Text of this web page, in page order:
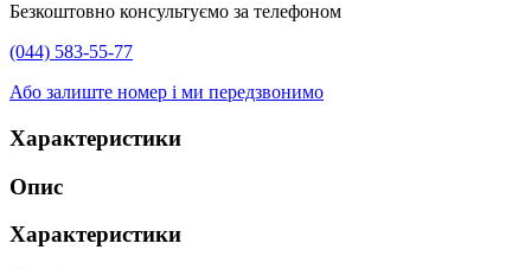
Безкоштовно консультуємо за телефоном
(044) 583-55-77
Або залиште номер і ми передзвонимо
Характеристики
Опис
Характеристики